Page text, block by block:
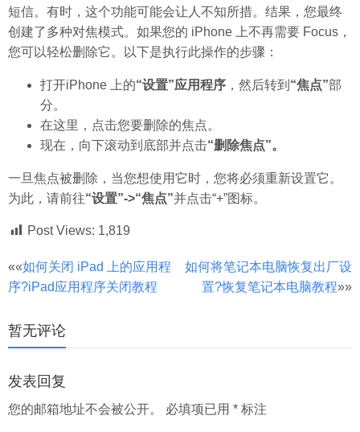
短信。有时，这个功能可能会让人不知所措。结果，您最终
创建了多种对焦模式。如果您的 iPhone 上不再需要 Focus，
您可以轻松删除它。以下是执行此操作的步骤：
打开iPhone 上的“设置”应用程序 ，然后转到 “焦点”部
分。
在这里，点击您要删除的焦点。
现在，向下滚动到底部并点击“删除焦点”。
一旦焦点被删除，当您想使用它时，您将必须重新设置它。
为此，请前往“设置”->“焦点”并点击“+”图标。
Post Views: 1,819
文
章
分
页
««如何关闭 iPad 上的应用程
序?iPad应用程序关闭教程
如何将笔记本电脑恢复出厂设
置?恢复笔记本电脑教程»»
暂无评论
发表回复
您的邮箱地址不会被公开。 必填项已用 * 标注